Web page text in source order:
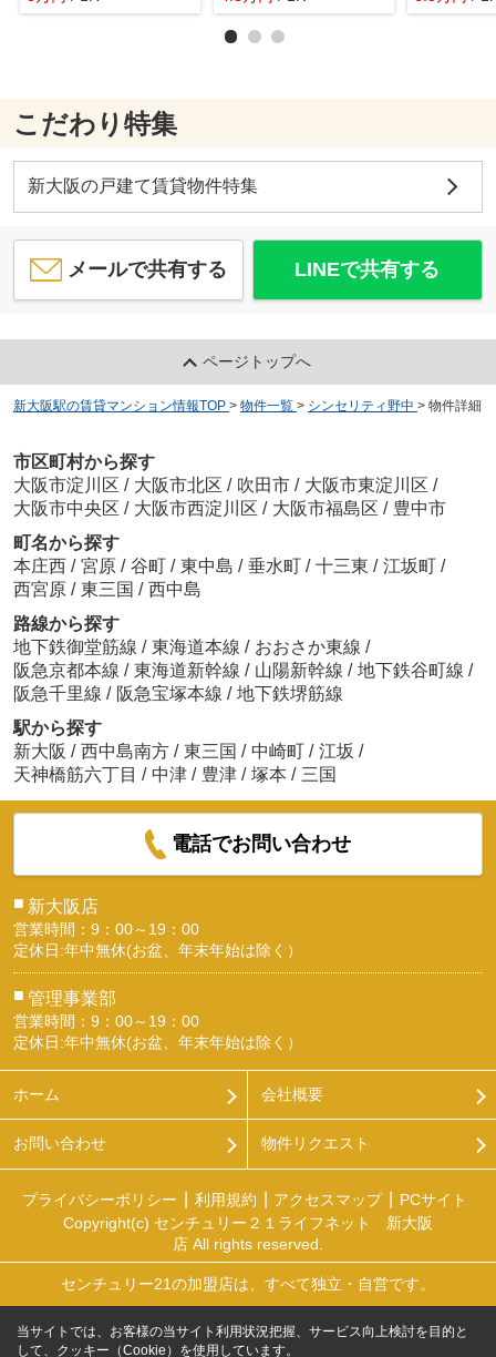
こだわり特集
新大阪の戸建て賃貸物件特集
メールで共有する LINEで共有する
ページトップへ
新大阪駅の賃貸マンション情報TOP > 物件一覧 > シンセリティ野中 > 物件詳細
市区町村から探す
大阪市淀川区 / 大阪市北区 / 吹田市 / 大阪市東淀川区 /
大阪市中央区 / 大阪市西淀川区 / 大阪市福島区 / 豊中市
町名から探す
本庄西 / 宮原 / 谷町 / 東中島 / 垂水町 / 十三東 / 江坂町 /
西宮原 / 東三国 / 西中島
路線から探す
地下鉄御堂筋線 / 東海道本線 / おおさか東線 /
阪急京都本線 / 東海道新幹線 / 山陽新幹線 / 地下鉄谷町線 /
阪急千里線 / 阪急宝塚本線 / 地下鉄堺筋線
駅から探す
新大阪 / 西中島南方 / 東三国 / 中崎町 / 江坂 /
天神橋筋六丁目 / 中津 / 豊津 / 塚本 / 三国
電話でお問い合わせ
■ 新大阪店
営業時間：9：00～19：00
定休日:年中無休(お盆、年末年始は除く）
■ 管理事業部
営業時間：9：00～19：00
定休日:年中無休(お盆、年末年始は除く）
ホーム 会社概要
お問い合わせ 物件リクエスト
プライバシーポリシー 利用規約 アクセスマップ
PCサイト
Copyright(c) センチュリー２１ライフネット 新大阪
店 All rights reserved.
センチュリー21の加盟店は、すべて独立・自営です。
当サイトでは、お客様の当サイト利用状況把握、サービス向上検討を目的と
して、クッキー（Cookie）を使用しています。